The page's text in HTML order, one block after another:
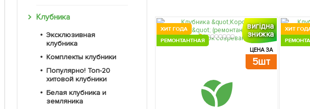
Клубника
Эксклюзивная
клубника
Комплекты клубники
Популярно! Топ-20
хитовой клубники
Белая клубника и
земляника
вигідна
знижка
ЦЕНА ЗА
5шт
ХИТ ГОДА
РЕМОНТАНТНАЯ
ХИТ